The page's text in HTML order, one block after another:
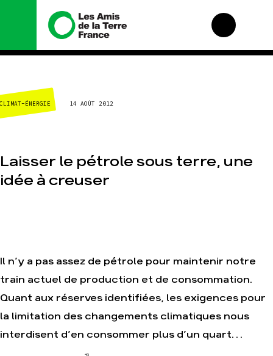
Nous connaître
Histoire
Valeurs
Équipes et
Je soutiens les Amis
de la Terre
Mode : une tendance
destructrice
Agir
Faire un don
Nos
Climat – Énergie
CLIMAT-ÉNERGIE 14 AOÛT 2012
Laisser le pétrole sous terre, une
idée à creuser
Il n’y a pas assez de pétrole pour maintenir notre
train actuel de production et de consommation.
Quant aux réserves identifiées, les exigences pour
la limitation des changements climatiques nous
interdisent d’en consommer plus d’un quart…